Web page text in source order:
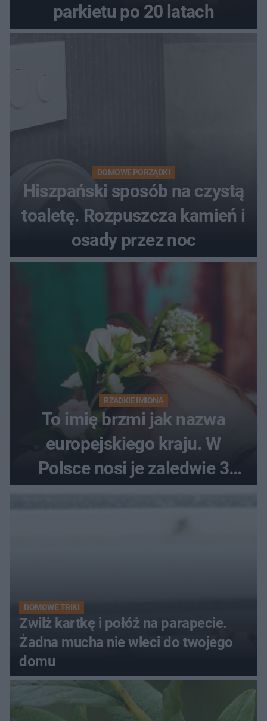
parkietu po 20 latach
DOMOWE PORZĄDKI
Hiszpański sposób na czystą
toaletę. Rozpuszcza kamień i
osady przez noc
RZADKIE IMIONA
To imię brzmi jak nazwa
europejskiego kraju. W
Polsce nosi je zaledwie 3
kobiety
DOMOWE TRIKI
Zwilż kartkę i połóż na parapecie.
Żadna mucha nie wleci do twojego
domu